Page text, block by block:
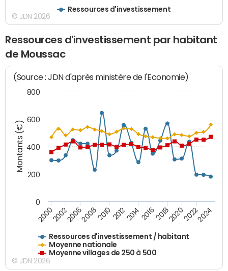
Ressources d'investissement
© JDN 2026
Ressources d'investissement par habitant
de Moussac
Montants (€)
(Source : JDN d'après ministère de l'Economie)
Ressources d'investissement / habitant
Moyenne nationale
Moyenne villages de 250 à 500
20002002200620082010 2012201420162018202020222024
0
200
400
600
800
© JDN 2026